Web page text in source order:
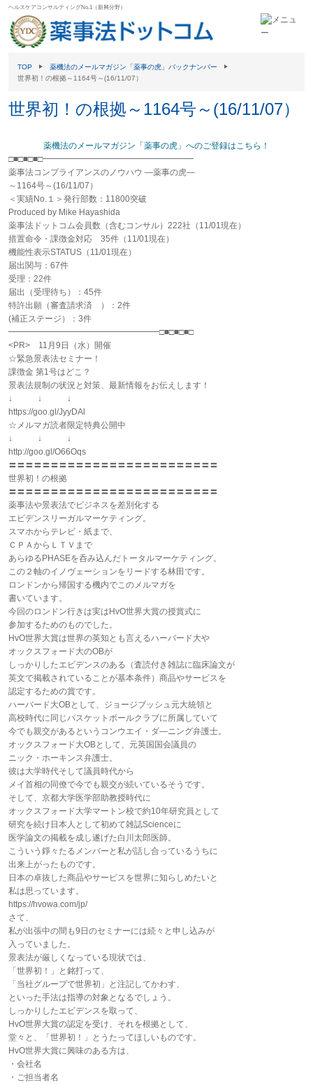
ヘルスケアコンサルティングNo.1（新興分野）
TOP
薬機法のメールマガジン「薬事の虎」バックナンバー
世界初！の根拠～1164号～(16/11/07）
世界初！の根拠～1164号～(16/11/07）
薬機法のメールマガジン「薬事の虎」へのご登録はこちら！
□■□■□■□━━━━━━━━━━━━━━━━━━
薬事法コンプライアンスのノウハウ ―薬事の虎―
～1164号～(16/11/07）
＜実績No.１＞発行部数：11800突破
Produced by Mike Hayashida
薬事法ドットコム会員数（含むコンサル）222社（11/01現在）
措置命令・課徴金対応 35件（11/01現在）
機能性表示STATUS（11/01現在）
届出関与：67件
受理：22件
届出（受理待ち）：45件
特許出願（審査請求済 ）：2件
(補正ステージ）：3件
━━━━━━━━━━━━━━━━━━□■□■□■□
<PR> 11月9日（水）開催
☆緊急景表法セミナー！
課徴金 第1号はどこ？
景表法規制の状況と対策、最新情報をお伝えします！
↓ ↓ ↓
https://goo.gl/JyyDAl
☆メルマガ読者限定特典公開中
↓ ↓ ↓
http://goo.gl/O66Oqs
〓〓〓〓〓〓〓〓〓〓〓〓〓〓〓〓〓〓〓〓〓〓〓〓〓
世界初！の根拠
〓〓〓〓〓〓〓〓〓〓〓〓〓〓〓〓〓〓〓〓〓〓〓〓〓
薬事法や景表法でビジネスを差別化する
エビデンスリーガルマーケティング。
スマホからテレビ・紙まで、
ＣＰＡからＬＴＶまで
あらゆるPHASEを呑み込んだトータルマーケティング。
この２軸のイノヴェーションをリードする林田です。
ロンドンから帰国する機内でこのメルマガを
書いています。
今回のロンドン行きは実はHvO世界大賞の授賞式に
参加するためのものでした。
HvO世界大賞は世界の英知とも言えるハーバード大や
オックスフォード大のOBが
しっかりしたエビデンスのある（査読付き雑誌に臨床論文が
英文で掲載されていることが基本条件）商品やサービスを
認定するための賞です。
ハーバード大OBとして、ジョージブッシュ元大統領と
高校時代に同じバスケットボールクラブに所属していて
今でも親交があるというコンウエイ・ダ―ニング弁護士。
オックスフォード大OBとして、元英国国会議員の
ニック・ホーキンス弁護士。
彼は大学時代そして議員時代から
メイ首相の同僚で今でも親交が続いているそうです。
そして、京都大学医学部助教授時代に
オックスフォード大学マートン校で約10年研究員として
研究を続け日本人として初めて雑誌Scienceに
医学論文の掲載を成し遂げた白川太郎医師。
こういう錚々たるメンバーと私が話し合っているうちに
出来上がったものです。
日本の卓抜した商品やサービスを世界に知らしめたいと
私は思っています。
https://hvowa.com/jp/
さて、
私が出張中の間も9日のセミナーには続々と申し込みが
入っていました。
景表法が厳しくなっている現状では、
「世界初！」と銘打って、
「当社グループで世界初」と注記してかわす、
といった手法は指導の対象となるでしょう。
しっかりしたエビデンスを取って、
HvO世界大賞の認定を受け、それを根拠として、
堂々と、「世界初！」とうたってほしいものです。
HvO世界大賞に興味のある方は、
・会社名
・ご担当者名